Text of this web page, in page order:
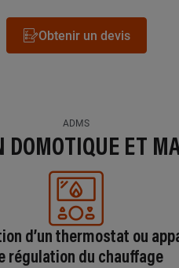
Obtenir un devis
ADMS
DOMOTIQUE ET
d’un thermostat ou
régulation du chauffage